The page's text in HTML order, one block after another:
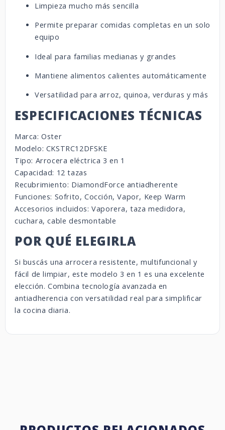
Limpieza mucho más sencilla
Permite preparar comidas completas en un solo
equipo
Ideal para familias medianas y grandes
Mantiene alimentos calientes automáticamente
Versatilidad para arroz, quinoa, verduras y más
ESPECIFICACIONES TÉCNICAS
Marca: Oster
Modelo: CKSTRC12DFSKE
Tipo: Arrocera eléctrica 3 en 1
Capacidad: 12 tazas
Recubrimiento: DiamondForce antiadherente
Funciones: Sofrito, Cocción, Vapor, Keep Warm
Accesorios incluidos: Vaporera, taza medidora,
cuchara, cable desmontable
POR QUÉ ELEGIRLA
Si buscás una arrocera resistente, multifuncional y
fácil de limpiar, este modelo 3 en 1 es una excelente
elección. Combina tecnología avanzada en
antiadherencia con versatilidad real para simplificar
la cocina diaria.